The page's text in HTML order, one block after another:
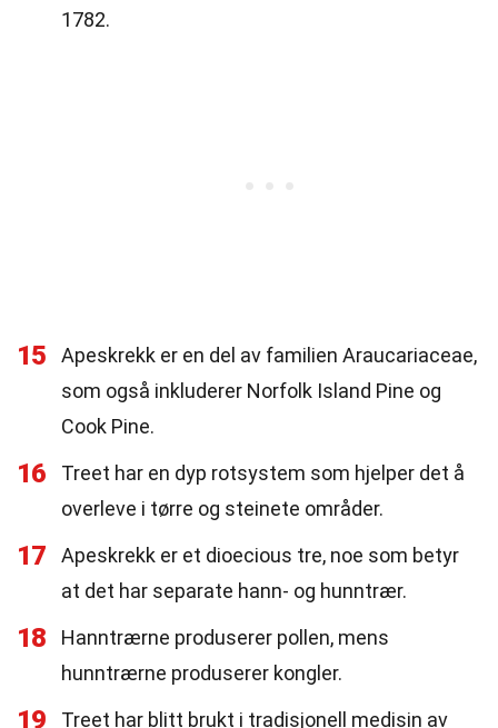
1782.
15
Apeskrekk er en del av familien Araucariaceae,
som også inkluderer Norfolk Island Pine og
Cook Pine.
16
Treet har en dyp rotsystem som hjelper det å
overleve i tørre og steinete områder.
17
Apeskrekk er et dioecious tre, noe som betyr
at det har separate hann- og hunntrær.
18
Hanntrærne produserer pollen, mens
hunntrærne produserer kongler.
19
Treet har blitt brukt i tradisjonell medisin av